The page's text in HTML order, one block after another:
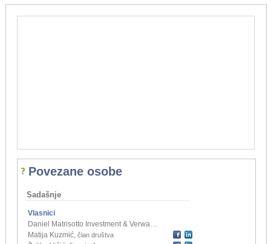
Povezane osobe
Sadašnje
Vlasnici
Daniel Matrisotto Investment & Verwaltungs GmbH, Njemačka
Matija Kuzmić, član društva